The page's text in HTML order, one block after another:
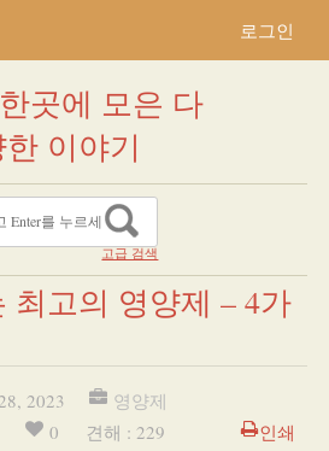
로그인
곳에 모은 다
한 이야기
고급 검색
최고의 영양제 – 4가
2023
영양제
0 견해 : 229 인쇄